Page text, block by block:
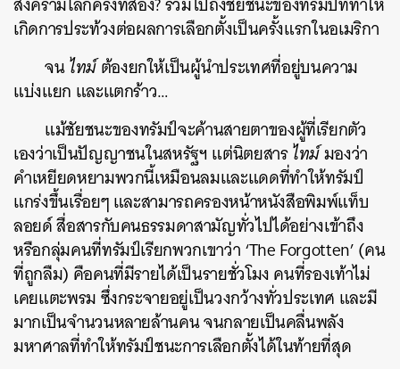
เกิดการประท้วงต่อผลการเลือกตั้งเป็นครั้งแรกในอเมริกา
จนไทม์ต้องยกให้เป็นผู้นำประเทศที่อยู่บนความ
แบ่งแยก และแตกร้าว…
แม้ชัยชนะของทรัมป์จะค้านสายตาของผู้ที่เรียกตัว
เองว่าเป็นปัญญาชนในสหรัฐฯ แต่นิตยสารไทม์มองว่า
คำเหยียดหยามพวกนี้เหมือนลมและแดดที่ทำให้ทรัมป์
แกร่งขึ้นเรื่อยๆ และสามารถครองหน้าหนังสือพิมพ์แท็บ
ลอยด์ สื่อสารกับคนธรรมดาสามัญทั่วไปได้อย่างเข้าถึง
หรือกลุ่มคนที่ทรัมป์เรียกพวกเขาว่า ‘The Forgotten’ (คน
ที่ถูกลืม) คือคนที่มีรายได้เป็นรายชั่วโมง คนที่รองเท้าไม่
เคยแตะพรม ซึ่งกระจายอยู่เป็นวงกว้างทั่วประเทศ และมี
มากเป็นจำนวนหลายล้านคน จนกลายเป็นคลื่นพลัง
มหาศาลที่ทำให้ทรัมป์ชนะการเลือกตั้งได้ในท้ายที่สุด